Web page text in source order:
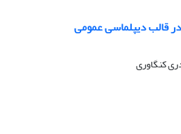
قالب دیپلماسی عمومی
کنگاوری